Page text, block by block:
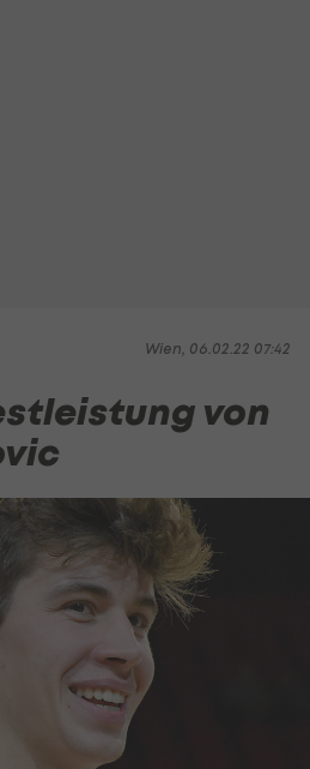
Wien, 06.02.22 07:42
von